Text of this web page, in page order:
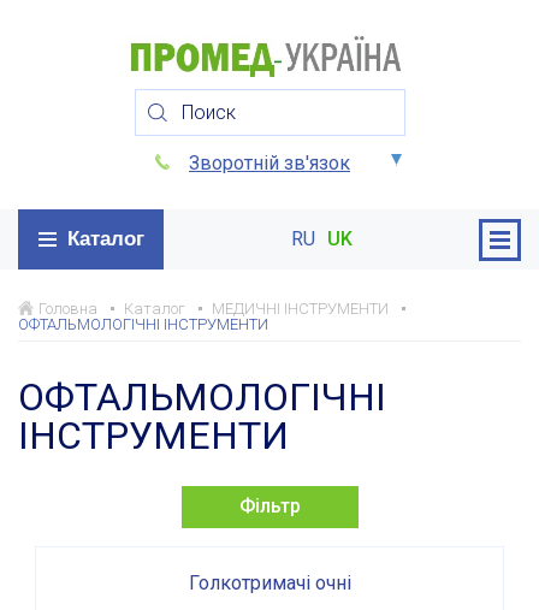
Зворотній зв'язок
Каталог RU UK
Головна Каталог
МЕДИЧНІ ІНСТРУМЕНТИ
ОФТАЛЬМОЛОГІЧНІ ІНСТРУМЕНТИ
ОФТАЛЬМОЛОГІЧНІ
ІНСТРУМЕНТИ
Фільтр
Голкотримачі очні